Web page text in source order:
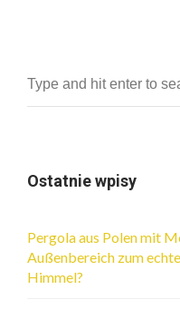
Ostatnie wpisy
Pergola aus Polen mit
Außenbereich zum
Himmel?